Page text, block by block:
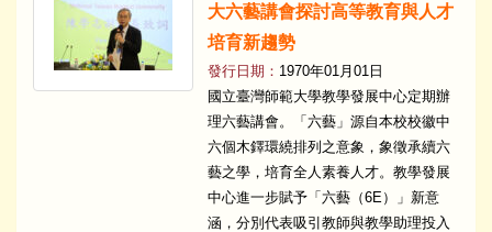
大六藝講會探討高等教育與人才
培育新趨勢
發行日期： 1970年01月01日
國立臺灣師範大學教學發展中心定期辦
理六藝講會。「六藝」源自本校校徽中
六個木鐸環繞排列之意象，象徵承續六
藝之學，培育全人素養人才。教學發展
中心進一步賦予「六藝（6E）」新意
涵，分別代表吸引教師與教學助理投入